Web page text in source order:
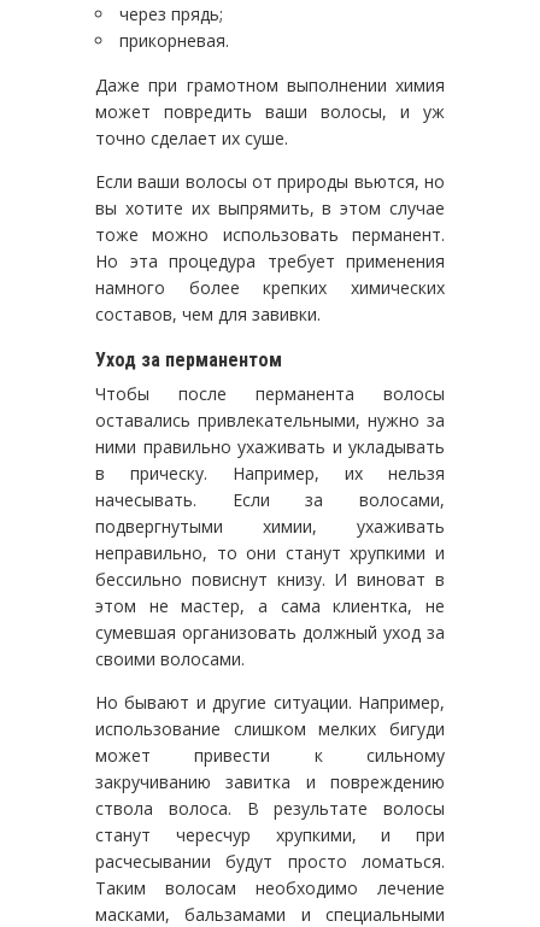
через прядь;
прикорневая.
Даже при грамотном выполнении химия
может повредить ваши волосы, и уж
точно сделает их суше.
Если ваши волосы от природы вьются, но
вы хотите их выпрямить, в этом случае
тоже можно использовать перманент.
Но эта процедура требует применения
намного более крепких химических
составов, чем для завивки.
Уход за перманентом
Чтобы после перманента волосы
оставались привлекательными, нужно за
ними правильно ухаживать и укладывать
в прическу. Например, их нельзя
начесывать. Если за волосами,
подвергнутыми химии, ухаживать
неправильно, то они станут хрупкими и
бессильно повиснут книзу. И виноват в
этом не мастер, а сама клиентка, не
сумевшая организовать должный уход за
своими волосами.
Но бывают и другие ситуации. Например,
использование слишком мелких бигуди
может привести к сильному
закручиванию завитка и повреждению
ствола волоса. В результате волосы
станут чересчур хрупкими, и при
расчесывании будут просто ломаться.
Таким волосам необходимо лечение
масками, бальзамами и специальными